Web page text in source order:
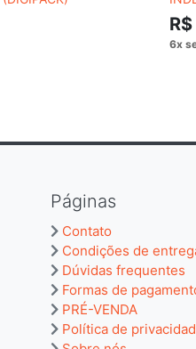
Páginas
Contato
Condições de
Dúvidas frequentes
Formas de
PRÉ-VENDA
Política de